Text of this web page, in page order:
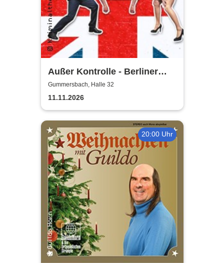
Außer Kontrolle - Berliner
Kriminal Theater
Gummersbach, Halle 32
11.11.2026
20:00 Uhr